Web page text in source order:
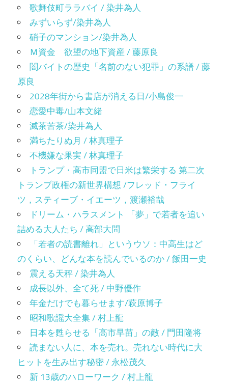
歌舞伎町ララバイ / 染井為人
みずいらず/染井為人
硝子のマンション/染井為人
Ｍ資金 欲望の地下資産 / 藤原良
闇バイトの歴史「名前のない犯罪」の系譜 / 藤
原良
2028年街から書店が消える日/小島俊一
恋愛中毒/山本文緒
滅茶苦茶/染井為人
満ちたりぬ月 / 林真理子
不機嫌な果実 / 林真理子
トランプ・高市同盟で日米は繁栄する 第二次
トランプ政権の新世界構想 /フレッド・フライ
ツ，スティーブ・イエーツ，渡瀬裕哉
ドリーム・ハラスメント 「夢」で若者を追い
詰める大人たち / 高部大問
「若者の読書離れ」というウソ：中高生はど
のくらい、どんな本を読んでいるのか / 飯田一史
震える天秤 / 染井為人
成長以外、全て死 / 中野優作
年金だけでも暮らせます/萩原博子
昭和歌謡大全集 / 村上龍
日本を甦らせる「高市早苗」の敵 / 門田隆将
読まない人に、本を売れ。売れない時代に大
ヒットを生み出す秘密 / 永松茂久
新 13歳のハローワーク / 村上龍